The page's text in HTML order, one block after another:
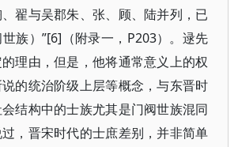
翟与吴郡朱、张、顾、陆并列，已
族）”[6]（附录一，P203）。逯先
理由，但是，他将通常意义上的权
的统治阶级上层等概念，与东晋时
结构中的士族尤其是门阀世族混同
，晋宋时代的士庶差别，并非简单